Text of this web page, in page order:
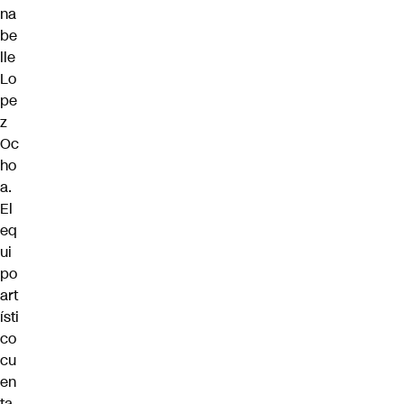
na
be
lle
Lo
pe
z
Oc
ho
a.
El
eq
ui
po
art
ísti
co
cu
en